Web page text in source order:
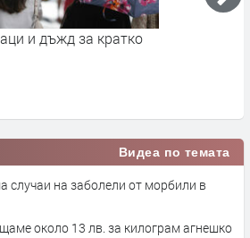
и дъжд за кратко
Видеа по темата
на заболели от морбили в
около 13 лв. за килограм агнешко